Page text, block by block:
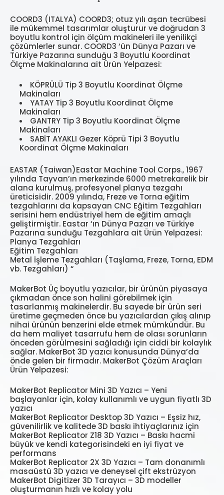
COORD3 (ITALYA) COORD3; otuz yılı aşan tecrübesi
ile mükemmel tasarımlar oluşturur ve doğrudan 3
boyutlu kontrol için ölçüm makineleri ile yenilikçi
çözümlerler sunar. COORD3 ‘ün Dünya Pazarı ve
Türkiye Pazarına sunduğu 3 Boyutlu Koordinat
Ölçme Makinalarına ait Ürün Yelpazesi:
KÖPRÜLÜ Tip 3 Boyutlu Koordinat Ölçme
Makinaları
YATAY Tip 3 Boyutlu Koordinat Ölçme
Makinaları
GANTRY Tip 3 Boyutlu Koordinat Ölçme
Makinaları
SABİT AYAKLI Gezer Köprü Tipi 3 Boyutlu
Koordinat Ölçme Makinaları
EASTAR (Taiwan)Eastar Machine Tool Corps., 1967
yılında Tayvan’ın merkezinde 6000 metrekarelik bir
alana kurulmuş, profesyonel planya tezgahı
üreticisidir. 2009 yılında, Freze ve Torna eğitim
tezgahlarını da kapsayan CNC Eğitim Tezgahları
serisini hem endüstriyel hem de eğitim amaçlı
geliştirmiştir. Eastar ‘ın Dünya Pazarı ve Türkiye
Pazarına sunduğu Tezgahlara ait Ürün Yelpazesi:
Planya Tezgahları
Eğitim Tezgahları
Metal İşleme Tezgahları (Taşlama, Freze, Torna, EDM
vb. Tezgahları) “
MakerBot Üç boyutlu yazıcılar, bir ürünün piyasaya
çıkmadan önce son halini görebilmek için
tasarlanmış makinelerdir. Bu sayede bir ürün seri
üretime geçmeden önce bu yazıcılardan çıkış alınıp
nihai ürünün benzerini elde etmek mümkündür. Bu
da hem maliyet tasarrufu hem de olası sorunların
önceden görülmesini sağladığı için ciddi bir kolaylık
sağlar. MakerBot 3D yazıcı konusunda Dünya’da
önde gelen bir firmadır. MakerBot Çözüm Araçları
Ürün Yelpazesi:
MakerBot Replicator Mini 3D Yazıcı – Yeni
başlayanlar için, kolay kullanımlı ve uygun fiyatlı 3D
yazıcı
MakerBot Replicator Desktop 3D Yazıcı – Eşsiz hız,
güvenilirlik ve kalitede 3D baskı ihtiyaçlarınız için
MakerBot Replicator Z18 3D Yazıcı – Baskı hacmi
büyük ve kendi kategorisindeki en iyi fiyat ve
performans
MakerBot Replicator 2X 3D Yazıcı – Tam donanımlı
masaüstü 3D yazıcı ve deneysel çift ekstrüzyon
MakerBot Digitizer 3D Tarayıcı – 3D modeller
oluşturmanın hızlı ve kolay yolu